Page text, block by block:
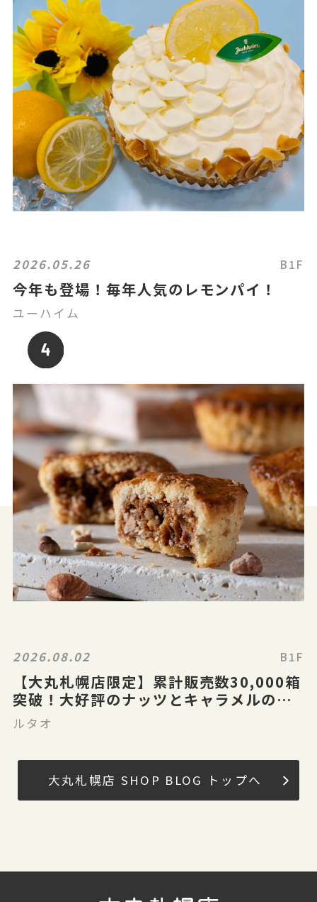
2026.05.26 B1F
今年も登場！毎年人気のレモンパイ！
ユーハイム
2026.08.02 B1F
【大丸札幌店限定】累計販売数30,000箱
突破！大好評のナッツとキャラメルのガ
レット「ガレナッティ」
ルタオ
大丸札幌店 SHOP BLOG トップへ